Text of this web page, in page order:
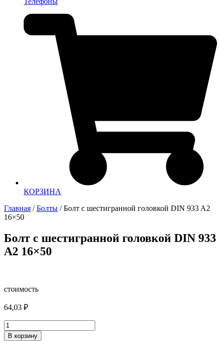
КОРЗИНА
Главная /Болты / Болт с шестигранной головкой DIN 933 A2
16×50
Болт с шестигранной головкой DIN 933
A2 16×50
стоимость
64,03 ₽
Количество
товара
В корзину